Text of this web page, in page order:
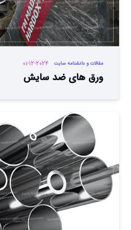
مقالات و دانشنامه سایت 01-12-2024
ورق های ضد سایش